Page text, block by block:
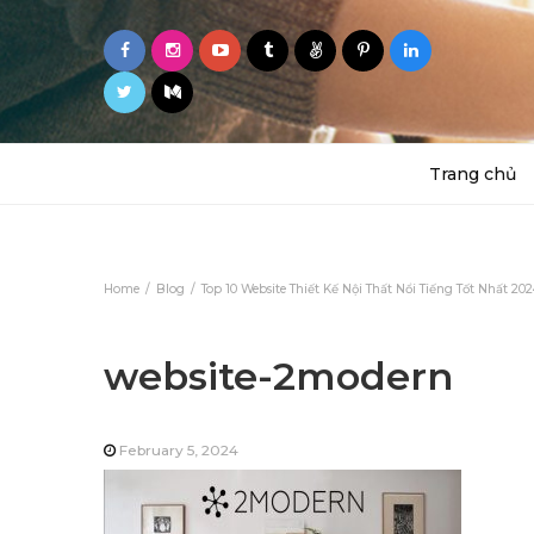
Trang chủ
Home Blog Top 10 Website Thiết Kế Nội Thất Nổi Tiếng Tốt Nhất
website-2modern
February 5, 2024